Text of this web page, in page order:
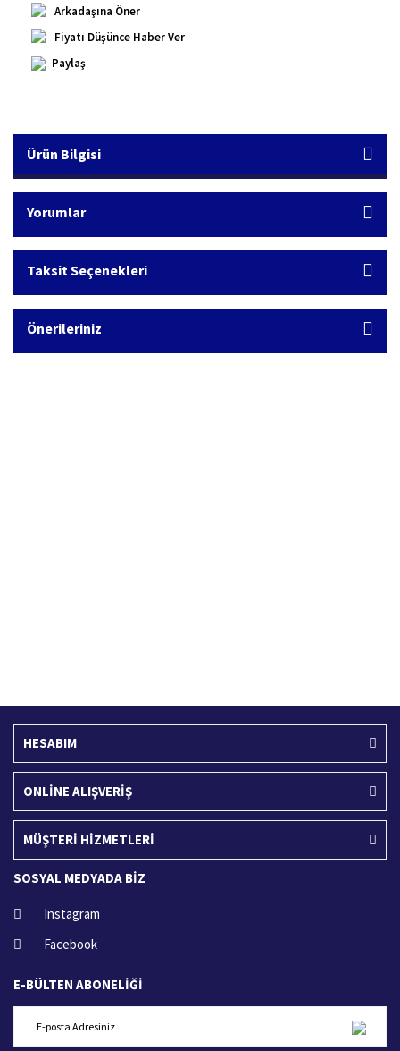
Arkadaşına Öner
Fiyatı Düşünce Haber Ver
Paylaş
Ürün Bilgisi
Yorumlar
Taksit Seçenekleri
Önerileriniz
HESABIM
ONLİNE ALIŞVERİŞ
MÜŞTERİ HİZMETLERİ
SOSYAL MEDYADA BİZ
Instagram
Facebook
E-BÜLTEN ABONELİĞİ